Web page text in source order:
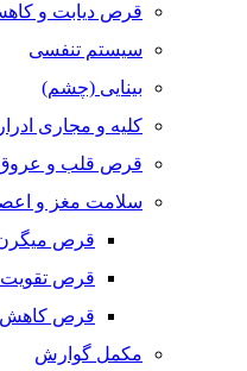
قرص دیابت و
سیستم تنفسی
بینایی (چشم)
کلیه و مجاری ادرار
قرص قلب و
سلامت مغز و
قرص
قرص
قرص کاهش
مکمل گوارش